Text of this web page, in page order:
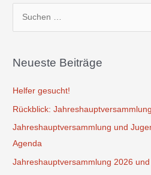
h
h
Neueste Beiträge
Helfer gesucht!
Rückblick:
Jahreshauptversammlung und
Agenda
Jahreshauptversammlung 2026